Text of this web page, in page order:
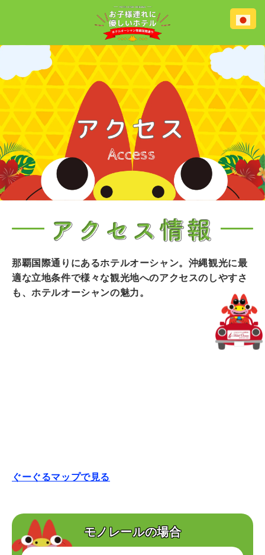
那覇国際通りにあるホテルオーシャン。沖縄観光に最
適な立地条件で様々な観光地へのアクセスのしやすさ
も、ホテルオーシャンの魅力。
ぐーぐるマップで見る
モノレールの場合